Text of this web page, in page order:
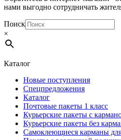
нами выгодно сотрудничать
Поиск
×
Каталог
Новые поступления
Спецпредложения
Каталог
Почтовые пакеты 1 класс
Курьерские пакеты с
Курьерские пакеты без
Самоклеющиеся карманы